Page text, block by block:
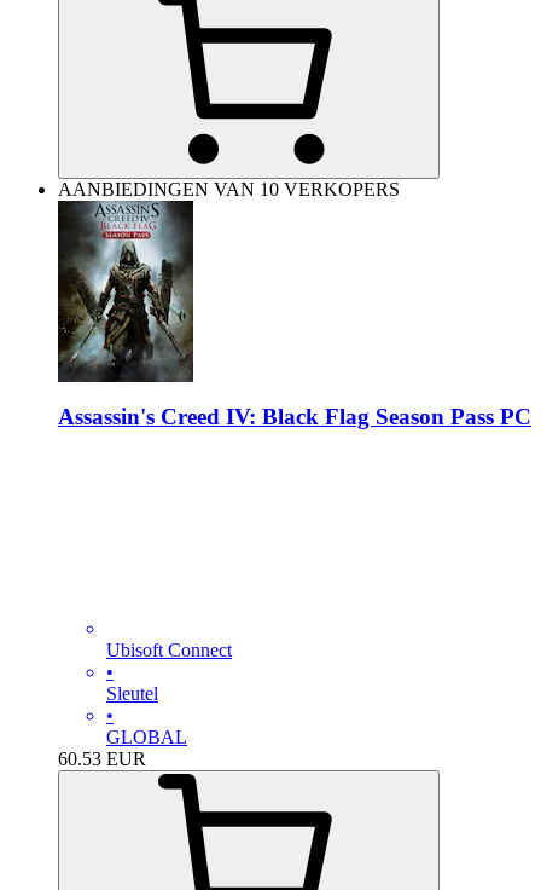
AANBIEDINGEN VAN 10 VERKOPERS
Assassin's Creed IV: Black Flag Season Pass PC
Ubisoft Connect
•
Sleutel
•
GLOBAL
60.53 EUR